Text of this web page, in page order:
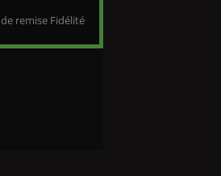
de remise Fidélité